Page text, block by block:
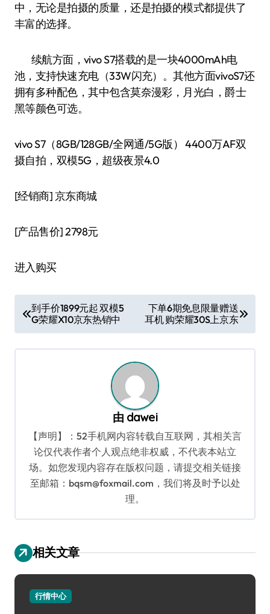
中，无论是拍摄的质量，还是拍摄的模式都提供了
丰富的选择。
续航方面，vivo S7搭载的是一块4000mAh电
池，支持快速充电（33W闪充）。其他方面vivoS7还
拥有多种配色，其中包含莫奈漫彩，月光白，爵士
黑等颜色可选。
vivo S7（8GB/128GB/全网通/5G版） 4400万AF双
摄自拍，双模5G，超级夜景4.0
[经销商]京东商城
[产品售价]2798元
进入购买
章
导
到手价1899元起 双模5
G荣耀X10京东热销中
下单6期免息限量赠送
耳机 购荣耀30S上京东
由 dawei
【声明】：52手机网内容转载自互联网，其相关言
论仅代表作者个人观点绝非权威，不代表本站立
场。如您发现内容存在版权问题，请提交相关链接
至邮箱：bqsm@foxmail.com，我们将及时予以处
理。
相关文章
行情中心